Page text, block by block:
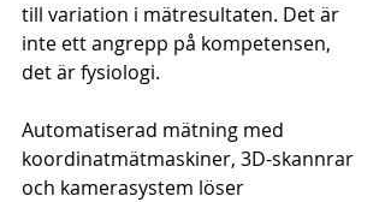
till variation i mätresultaten. Det är
inte ett angrepp på kompetensen,
det är fysiologi.
Automatiserad mätning med
koordinatmätmaskiner, 3D-skannrar
och kamerasystem löser